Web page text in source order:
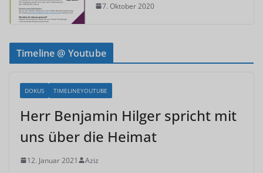
7. Oktober 2020
Timeline @ Youtube
DOKUS TIMELINEYOUTUBE
Herr Benjamin Hilger spricht mit
uns über die Heimat
12. Januar 2021 Aziz